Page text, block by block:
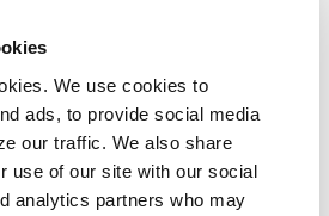
We use cookies to
ads, to provide social media
our traffic. We also share
use of our site with our social
analytics partners who may
mensuel ?
beaucoup moins cher que l'achat, mais
compte des coûts dans vos dépenses